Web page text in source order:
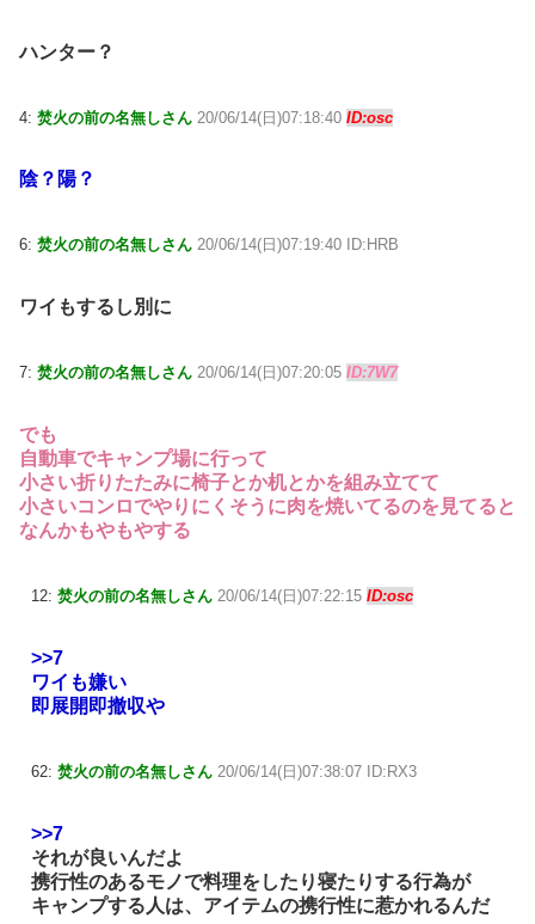
ハンター？
4: 焚火の前の名無しさん 20/06/14(日)07:18:40 ID:osc
陰？陽？
6: 焚火の前の名無しさん 20/06/14(日)07:19:40 ID:HRB
ワイもするし別に
7: 焚火の前の名無しさん 20/06/14(日)07:20:05 ID:7W7
でも
自動車でキャンプ場に行って
小さい折りたたみに椅子とか机とかを組み立てて
小さいコンロでやりにくそうに肉を焼いてるのを見てると
なんかもやもやする
12: 焚火の前の名無しさん 20/06/14(日)07:22:15 ID:osc
>>7
ワイも嫌い
即展開即撤収や
62: 焚火の前の名無しさん 20/06/14(日)07:38:07 ID:RX3
>>7
それが良いんだよ
携行性のあるモノで料理をしたり寝たりする行為が
キャンプする人は、アイテムの携行性に惹かれるんだ